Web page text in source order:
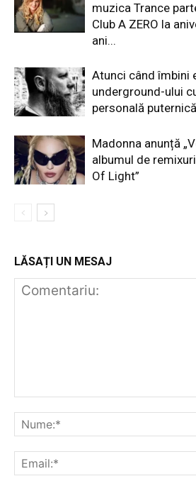
muzica Trance
Club A ZERO la
ani...
Atunci când îmbini
underground-ului
personală puternică
Madonna anunță
albumul de
Of Light”
LĂSAȚI UN MESAJ